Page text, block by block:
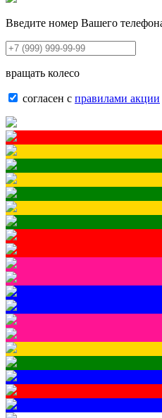
Введите номер Вашего
вращать колесо
согласен с правилами акции